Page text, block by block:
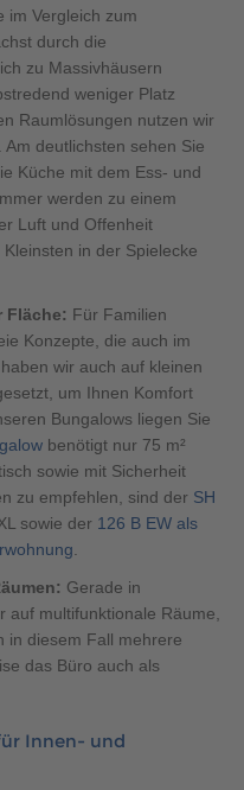
im Vergleich zum
durch die
zu Massivhäusern
weniger Platz
Raumlösungen nutzen wir
deutlichsten sehen Sie
Küche mit dem Ess- und
werden zu einem
Luft und Offenheit
in der Spielecke
Fläche: Für Familien
Konzepte, die auch im
wir auch auf kleinen
um Ihnen Komfort
Bungalows liegen Sie
benötigt nur 75 m²
sowie mit Sicherheit
zu empfehlen, sind der SH
sowie der 126 B EW als
Gerade in
multifunktionale Räume,
in diesem Fall mehrere
das Büro auch als
Innen- und